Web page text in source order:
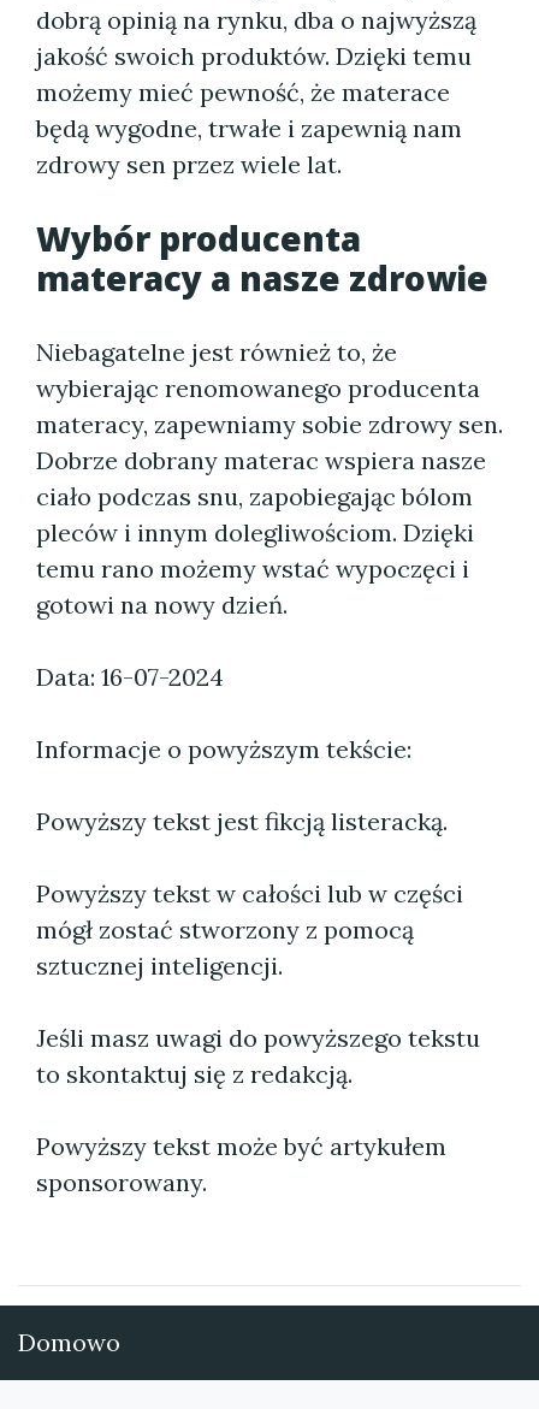
dobrą opinią na rynku, dba o najwyższą
jakość swoich produktów. Dzięki temu
możemy mieć pewność, że materace
będą wygodne, trwałe i zapewnią nam
zdrowy sen przez wiele lat.
Wybór producenta
materacy a nasze zdrowie
Niebagatelne jest również to, że
wybierając renomowanego producenta
materacy, zapewniamy sobie zdrowy sen.
Dobrze dobrany materac wspiera nasze
ciało podczas snu, zapobiegając bólom
pleców i innym dolegliwościom. Dzięki
temu rano możemy wstać wypoczęci i
gotowi na nowy dzień.
Data: 16-07-2024
Informacje o powyższym tekście:
Powyższy tekst jest fikcją listeracką.
Powyższy tekst w całości lub w części
mógł zostać stworzony z pomocą
sztucznej inteligencji.
Jeśli masz uwagi do powyższego tekstu
to skontaktuj się z redakcją.
Powyższy tekst może być artykułem
sponsorowany.
Domowo